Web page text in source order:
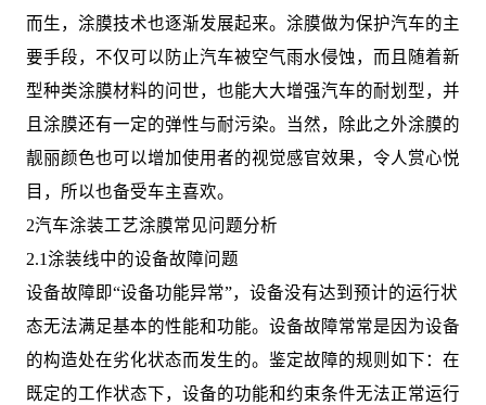
而生，涂膜技术也逐渐发展起来。涂膜做为保护汽车的主
要手段，不仅可以防止汽车被空气雨水侵蚀，而且随着新
型种类涂膜材料的问世，也能大大增强汽车的耐划型，并
且涂膜还有一定的弹性与耐污染。当然，除此之外涂膜的
靓丽颜色也可以增加使用者的视觉感官效果，令人赏心悦
目，所以也备受车主喜欢。
2汽车涂装工艺涂膜常见问题分析
2.1涂装线中的设备故障问题
设备故障即“设备功能异常”，设备没有达到预计的运行状
态无法满足基本的性能和功能。设备故障常常是因为设备
的构造处在劣化状态而发生的。鉴定故障的规则如下：在
既定的工作状态下，设备的功能和约束条件无法正常运行